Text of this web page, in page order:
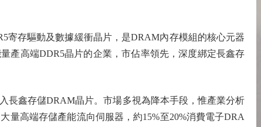
存驅動及數據緩衝晶片，是DRAM內存模組的核心元器
產高端DDR5晶片的企業，市佔率領先，深度綁定長鑫存
鑫存儲DRAM晶片。市場多視為降本手段，惟產業分析
量高端存儲產能流向伺服器，約15%至20%消費電子DRA